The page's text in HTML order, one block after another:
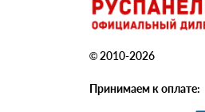
© 2010-2026
Принимаем к оплате: